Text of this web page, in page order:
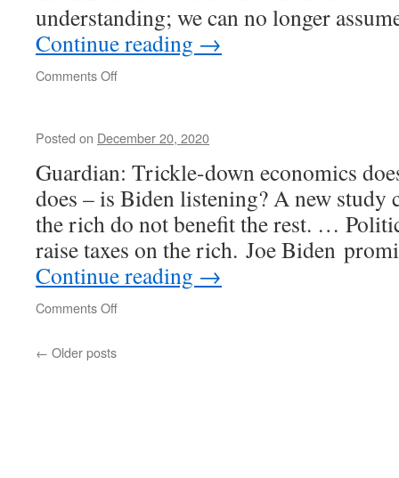
understanding; we can no longer
Continue reading →
Comments Offon
Posted on December 20, 2020
Guardian: Trickle-down economics
does – is Biden listening? A new study
the rich do not benefit the rest. …
raise taxes on the rich. Joe Biden
Continue reading →
Comments Offon
← Older posts